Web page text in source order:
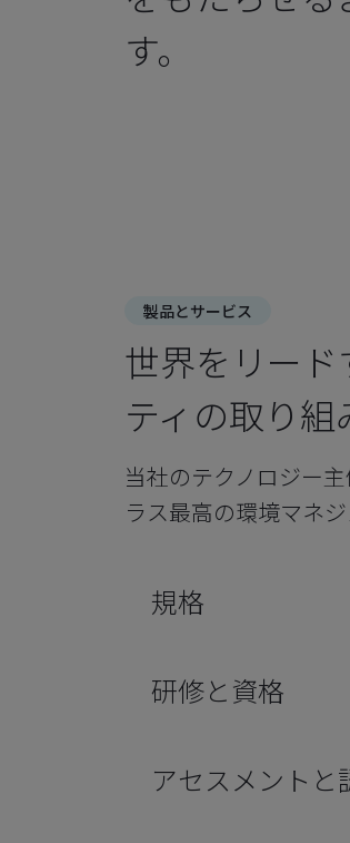
す。
製品とサービス
世界をリー
ティの取り
当社のテクノロジー
ラス最高の環境マネ
規格
研修と資格
アセスメントと